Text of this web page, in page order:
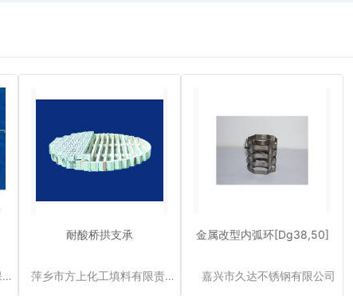
江西省萍乡市新兴化工环保填料厂
耐酸桥拱支承
萍乡市方上化工填料有限责任公司
金属改型内弧环[Dg38,50]
嘉兴市久达不锈钢有限公司